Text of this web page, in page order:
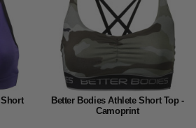
Better Bodies Athlete Short Top -
Camoprint